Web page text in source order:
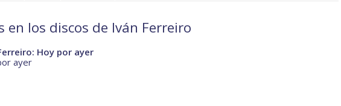
en los discos de Iván Ferreiro
Hoy por ayer
ayer